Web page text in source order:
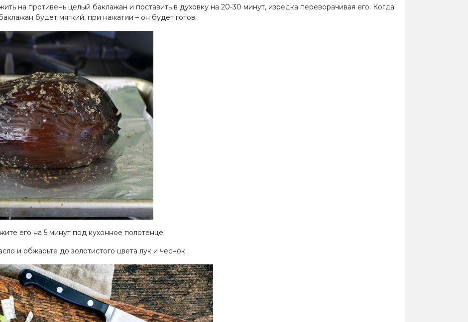
на противень целый баклажан и поставить в духовку на 20-30 минут, изредка переворачивая его. Когда
будет мягкий, при нажатии – он будет готов.
его на 5 минут под кухонное полотенце.
и обжарьте до золотистого цвета лук и чеснок.